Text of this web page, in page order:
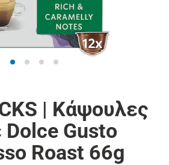
| Κάψουλες
Gusto
Roast 66g